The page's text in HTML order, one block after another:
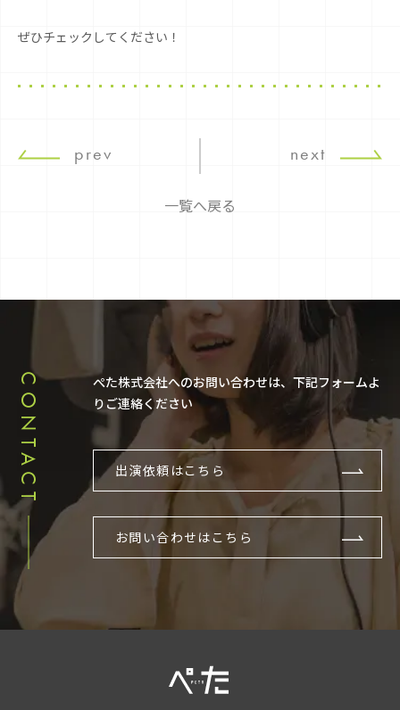
ぜひチェックしてください！
prev
一覧へ戻る
next
CONTACT
ぺた株式会社へのお問い合わせは、下記フォームよ
りご連絡ください
出演依頼はこちら
お問い合わせはこちら